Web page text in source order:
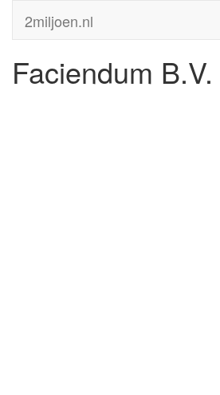
2miljoen.nl
Faciendum B.V.